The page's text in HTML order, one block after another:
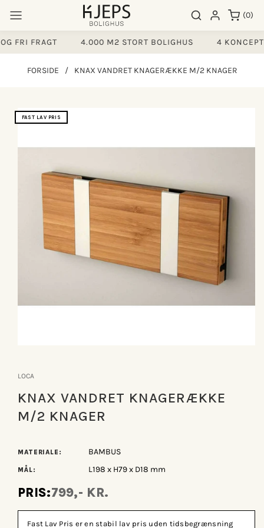
indhold
Søgeresultater
Log ind (0)
0
varer
FRI FRAGT 4.000 M2 STORT BOLIGHUS 4
FORSIDE / KNAX VANDRET KNAGERÆKKE M/2 KNAGER
FAST LAV PRIS
til
iLOCA
KNAX VANDRET KNAGERÆKKE
M/2 KNAGER
MATERIALE: BAMBUS
MÅL: L198 x H79 x D18 mm
PRIS:799,- KR.
Fast Lav Pris er en stabil lav pris uden tidsbegrænsning